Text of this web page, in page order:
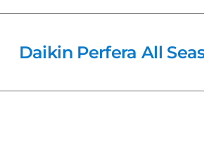
Daikin Perfera All